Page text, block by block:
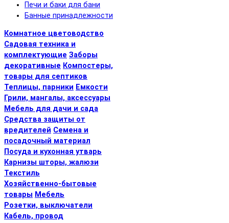
Печи и баки для бани
Банные принадлежности
Комнатное цветоводство
Садовая техника и
комплектующие Заборы
декоративные Компостеры,
товары для септиков
Теплицы, парники Емкости
Грили, мангалы, аксессуары
Мебель для дачи и сада
Средства защиты от
вредителей Семена и
посадочный материал
Посуда и кухонная утварь
Карнизы шторы, жалюзи
Текстиль
Хозяйственно-бытовые
товары Мебель
Розетки, выключатели
Кабель, провод